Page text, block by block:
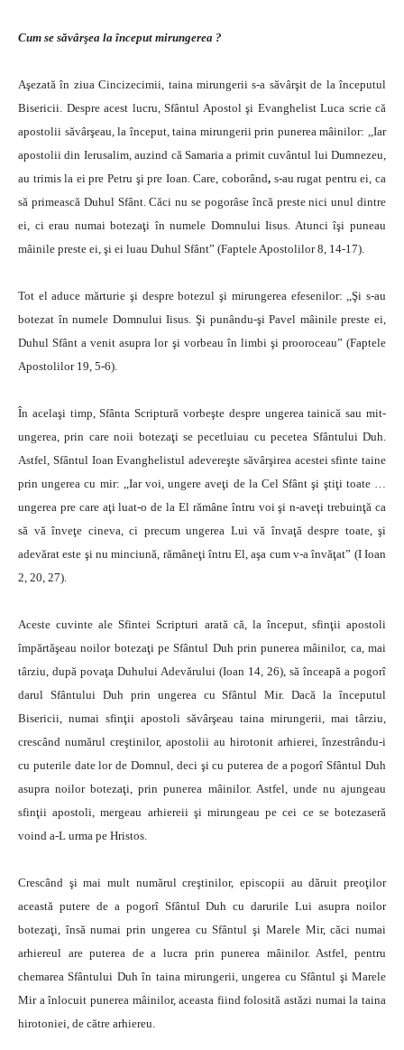
Cum se săvârşea la început mirungerea ?
Aşezată în ziua Cincizecimii, taina mirungerii s-a săvârşit de la începutul
Bisericii. Despre acest lucru, Sfântul Apostol şi Evanghelist Luca scrie că
apostolii săvârşeau, la început, taina mirungerii prin punerea mâinilor: ,,Iar
apostolii din Ierusalim, auzind că Samaria a primit cuvântul lui Dumnezeu,
au trimis la ei pre Petru şi pre Ioan. Care, coborând, s-au rugat pentru ei, ca
să primească Duhul Sfânt. Căci nu se pogorâse încă preste nici unul dintre
ei, ci erau numai botezaţi în numele Domnului Iisus. Atunci îşi puneau
mâinile preste ei, şi ei luau Duhul Sfânt” (Faptele Apostolilor 8, 14-17).
Tot el aduce mărturie şi despre botezul şi mirungerea efesenilor: ,,Şi s-au
botezat în numele Domnului Iisus. Şi punându-şi Pavel mâinile preste ei,
Duhul Sfânt a venit asupra lor şi vorbeau în limbi şi prooroceau” (Faptele
Apostolilor 19, 5-6).
În acelaşi timp, Sfânta Scriptură vorbeşte despre ungerea tainică sau mit-
ungerea, prin care noii botezaţi se pecetluiau cu pecetea Sfântului Duh.
Astfel, Sfântul Ioan Evanghelistul adevereşte săvârşirea acestei sfinte taine
prin ungerea cu mir: ,,Iar voi, ungere aveţi de la Cel Sfânt şi ştiţi toate …
ungerea pre care aţi luat-o de la El rămâne întru voi şi n-aveţi trebuinţă ca
să vă înveţe cineva, ci precum ungerea Lui vă învaţă despre toate, şi
adevărat este şi nu minciună, rămâneţi întru El, aşa cum v-a învăţat” (I Ioan
2, 20, 27).
Aceste cuvinte ale Sfintei Scripturi arată că, la început, sfinţii apostoli
împărtăşeau noilor botezaţi pe Sfântul Duh prin punerea mâinilor, ca, mai
târziu, după povaţa Duhului Adevărului (Ioan 14, 26), să înceapă a pogorî
darul Sfântului Duh prin ungerea cu Sfântul Mir. Dacă la începutul
Bisericii, numai sfinţii apostoli săvârşeau taina mirungerii, mai târziu,
crescând numărul creştinilor, apostolii au hirotonit arhierei, înzestrându-i
cu puterile date lor de Domnul, deci şi cu puterea de a pogorî Sfântul Duh
asupra noilor botezaţi, prin punerea mâinilor. Astfel, unde nu ajungeau
sfinţii apostoli, mergeau arhiereii şi mirungeau pe cei ce se botezaseră
voind a-L urma pe Hristos.
Crescând şi mai mult numărul creştinilor, episcopii au dăruit preoţilor
această putere de a pogorî Sfântul Duh cu darurile Lui asupra noilor
botezaţi, însă numai prin ungerea cu Sfântul şi Marele Mir, căci numai
arhiereul are puterea de a lucra prin punerea mâinilor. Astfel, pentru
chemarea Sfântului Duh în taina mirungerii, ungerea cu Sfântul şi Marele
Mir a înlocuit punerea mâinilor, aceasta fiind folosită astăzi numai la taina
hirotoniei, de către arhiereu.